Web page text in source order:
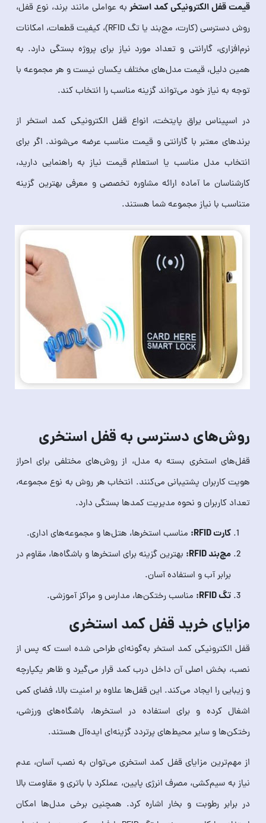
قیمت قفل الکترونیکی کمد استخربه عواملی مانند برند، نوع قفل،
روش دسترسی (کارت، مچ‌بند یا تگ RFID)، کیفیت قطعات، امکانات
نرم‌افزاری، گارانتی و تعداد مورد نیاز برای پروژه بستگی دارد. به
همین دلیل، قیمت مدل‌های مختلف یکسان نیست و هر مجموعه با
توجه به نیاز خود می‌تواند گزینه مناسب را انتخاب کند.
در اسپیناس یراق پایتخت، انواع قفل الکترونیکی کمد استخر از
برندهای معتبر با گارانتی و قیمت مناسب عرضه می‌شوند. اگر برای
انتخاب مدل مناسب یا استعلام قیمت نیاز به راهنمایی دارید،
کارشناسان ما آماده ارائه مشاوره تخصصی و معرفی بهترین گزینه
متناسب با نیاز مجموعه شما هستند.
روش‌های دسترسی به قفل استخری
قفل‌های استخری بسته به مدل، از روش‌های مختلفی برای احراز
هویت کاربران پشتیبانی می‌کنند. انتخاب هر روش به نوع مجموعه،
تعداد کاربران و نحوه مدیریت کمدها بستگی دارد.
کارت RFID: مناسب استخرها، هتل‌ها و مجموعه‌های اداری.
مچ‌بند RFID:
بهترین گزینه برای استخرها و باشگاه‌ها، مقاوم در
برابر آب و استفاده آسان.
تگ RFID: مناسب رختکن‌ها، مدارس و مراکز آموزشی.
مزایای خرید قفل کمد استخری
قفل الکترونیکی کمد استخر به‌گونه‌ای طراحی شده است که پس از
نصب، بخش اصلی آن داخل درب کمد قرار می‌گیرد و ظاهر یکپارچه
و زیبایی را ایجاد می‌کند. این قفل‌ها علاوه بر امنیت بالا، فضای کمی
اشغال کرده و برای استفاده در استخرها، باشگاه‌های ورزشی،
رختکن‌ها و سایر محیط‌های پرتردد گزینه‌ای ایده‌آل هستند.
از مهم‌ترین مزایای قفل کمد استخری می‌توان به نصب آسان، عدم
نیاز به سیم‌کشی، مصرف انرژی پایین، عملکرد با باتری و مقاومت بالا
در برابر رطوبت و بخار اشاره کرد. همچنین برخی مدل‌ها امکان